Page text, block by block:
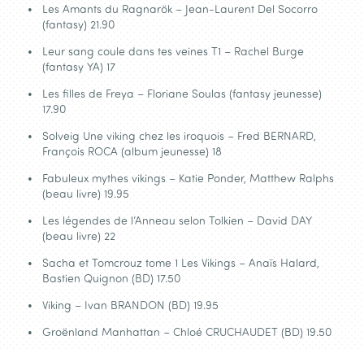
Les Amants du Ragnarök – Jean-Laurent Del Socorro
(fantasy) 21.90
Leur sang coule dans tes veines T1 – Rachel Burge
(fantasy YA) 17
Les filles de Freya – Floriane Soulas (fantasy jeunesse)
17.90
Solveig Une viking chez les iroquois – Fred BERNARD,
François ROCA (album jeunesse) 18
Fabuleux mythes vikings – Katie Ponder, Matthew Ralphs
(beau livre) 19.95
Les légendes de l’Anneau selon Tolkien – David DAY
(beau livre) 22
Sacha et Tomcrouz tome 1 Les Vikings – Anaïs Halard,
Bastien Quignon (BD) 17.50
Viking – Ivan BRANDON (BD) 19.95
Groënland Manhattan – Chloé CRUCHAUDET (BD) 19.50